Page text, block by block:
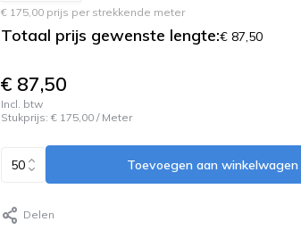
€ 175,00 prijs per strekkende meter
Totaal prijs gewenste lengte:€ 87,50
€ 87,50
Incl. btw
Stukprijs: € 175,00/ Meter
Toevoegen aan winkelwagen
Delen